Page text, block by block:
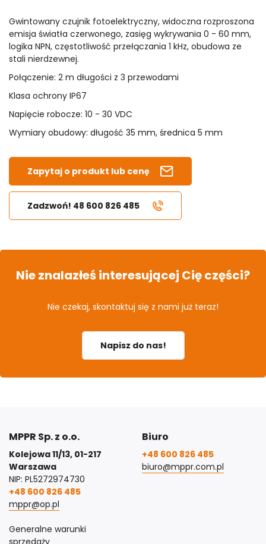
Gwintowany czujnik fotoelektryczny, widoczna rozproszona
emisja światła czerwonego, zasięg wykrywania 0 - 60 mm,
logika NPN, częstotliwość przełączania 1 kHz, obudowa ze
stali nierdzewnej.
Połączenie: 2 m długości z 3 przewodami
Klasa ochrony IP67
Napięcie robocze: 10 - 30 VDC
Wymiary obudowy: długość 35 mm, średnica 5 mm
Zapytaj o produkt lub cenę
Zadzwoń! 48 600 826 485
Nie znalazłeś interesującej Cię części?
Nie czekaj, skontaktuj się z nami już teraz!
Napisz do nas!
MPPR Sp. z o.o.
Kolejowa 11/13, 01-217
Warszawa
NIP: PL5272974730
+48 600 826 485
mppr@op.pl
Generalne warunki
sprzedaży
Biuro
+48 600 826 485
biuro@mppr.com.pl